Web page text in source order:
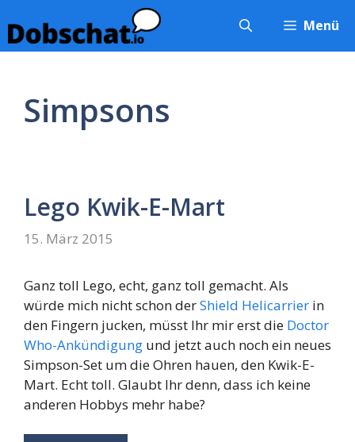
Inhalt
springen
Menü
Simpsons
Lego Kwik-E-Mart
15. März 2015
Ganz toll Lego, echt, ganz toll gemacht. Als
würde mich nicht schon derShield Helicarrier in
den Fingern jucken, müsst Ihr mir erst die Doctor
Who-Ankündigung und jetzt auch noch ein neues
Simpson-Set um die Ohren hauen, den Kwik-E-
Mart. Echt toll. Glaubt Ihr denn, dass ich keine
anderen Hobbys mehr habe?